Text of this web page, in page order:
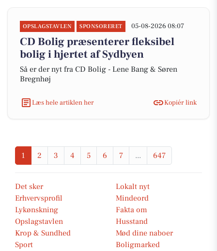
OPSLAGSTAVLEN SPONSORERET 05-08-2026 08:07
CD Bolig præsenterer fleksibel
bolig i hjertet af Sydbyen
Så er der nyt fra CD Bolig - Lene Bang & Søren
Bregnhøj
Læs hele artiklen her Kopiér link
1 2 3 4 5 6 7 ... 647
Det sker
Lokalt nyt
Erhvervsprofil
Mindeord
Lykønskning
Fakta om
Opslagstavlen
Husstand
Krop & Sundhed
Mød dine naboer
Sport
Boligmarked